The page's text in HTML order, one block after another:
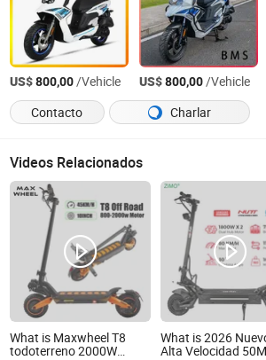
US$800,00/Vehicle US$800,00/Vehicle
Contacto
Charlar
Videos Relacionados
What is Maxwheel T8
todoterreno 2000W
What is 2026
Alta Velocidad